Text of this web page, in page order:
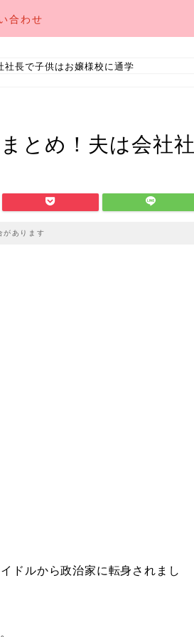
合わせ
社長で子供はお嬢様校に通学
とめ！夫は会社社
があります
ドルから政治家に転身されまし